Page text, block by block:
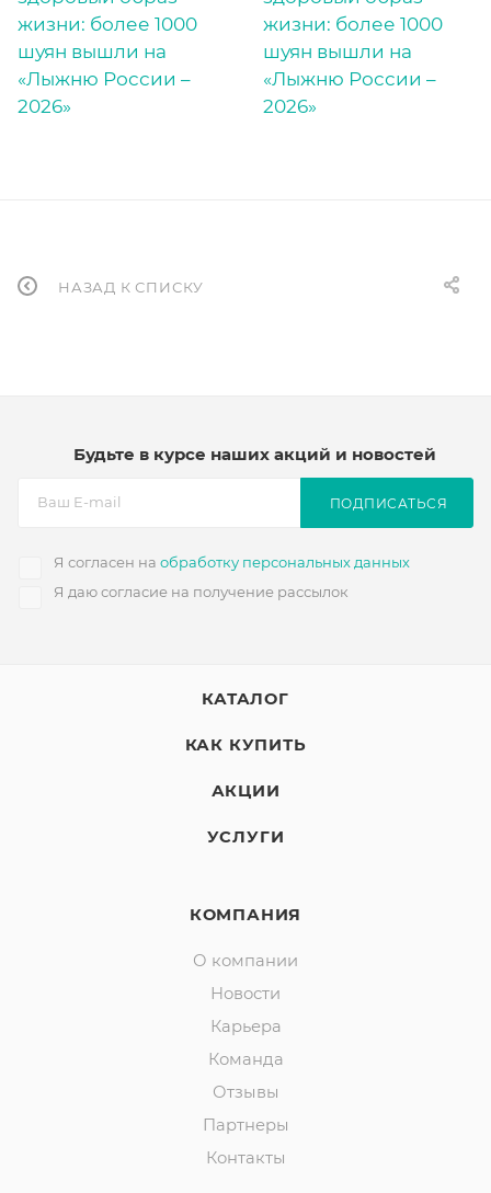
НАЗАД К СПИСКУ
Будьте в курсе наших акций и новостей
Я согласен на обработку персональных данных
Я даю согласие на получение рассылок
ПОДПИСАТЬСЯ
КАТАЛОГ
КАК КУПИТЬ
АКЦИИ
УСЛУГИ
КОМПАНИЯ
О компании
Новости
Карьера
Команда
Отзывы
Партнеры
Контакты